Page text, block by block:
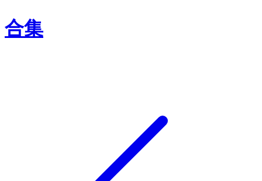
合集